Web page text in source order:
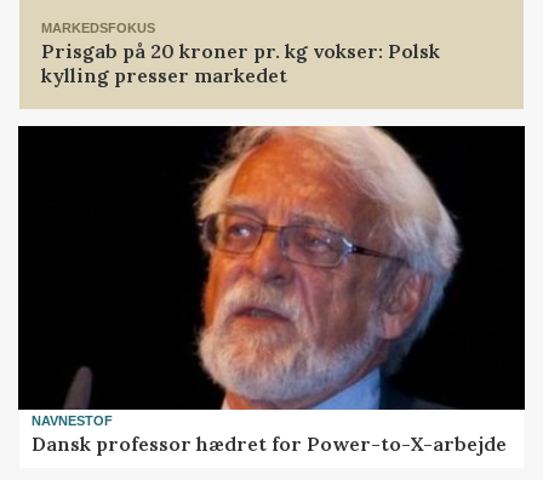
MARKEDSFOKUS
Prisgab på 20 kroner pr. kg vokser: Polsk
kylling presser markedet
NAVNESTOF
Dansk professor hædret for Power-to-X-arbejde